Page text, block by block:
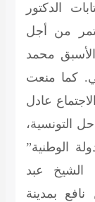
الدكتور
من أجل
محمد
كما منعت
عادل
التونسية،
الوطنية”
عبد
بمدينة